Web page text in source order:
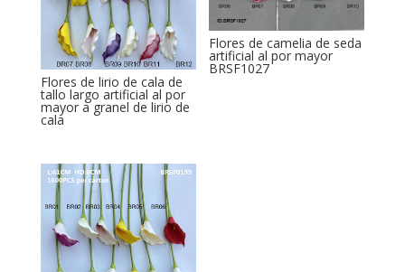
Flores de lirio de cala de
tallo largo artificial al por
mayor a granel de lirio de
cala
Flores de camelia de seda
artificial al por mayor
BRSF1027